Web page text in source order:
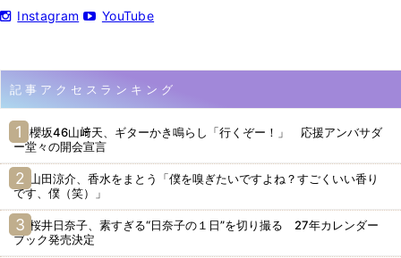
Instagram YouTube
記事アクセスランキング
櫻坂46山﨑天、ギターかき鳴らし「行くぞー！」 応援アンバサダ
ー堂々の開会宣言
山田涼介、香水をまとう「僕を嗅ぎたいですよね？すごくいい香り
です、僕（笑）」
桜井日奈子、素すぎる“日奈子の１日”を切り撮る 27年カレンダー
ブック発売決定